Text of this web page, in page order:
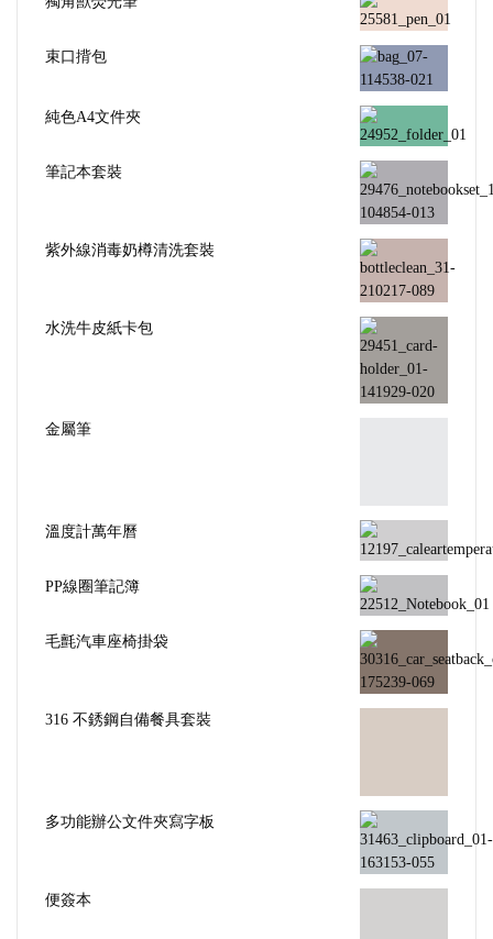
束口揹包
純色A4文件夾
筆記本套裝
PP線圈筆記簿
毛氈汽車座椅掛袋